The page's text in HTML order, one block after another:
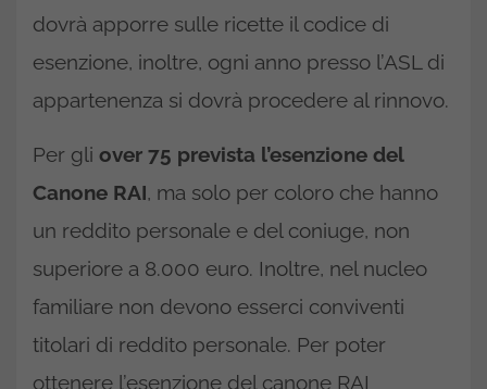
dovrà apporre sulle ricette il codice di
esenzione, inoltre, ogni anno presso l’ASL di
appartenenza si dovrà procedere al rinnovo.
Per gli over 75 prevista l’esenzione del
Canone RAI, ma solo per coloro che hanno
un reddito personale e del coniuge, non
superiore a 8.000 euro. Inoltre, nel nucleo
familiare non devono esserci conviventi
titolari di reddito personale. Per poter
ottenere l’esenzione del canone RAI